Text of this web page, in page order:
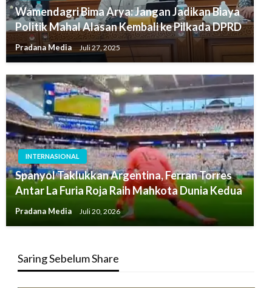
Wamendagri Bima Arya: Jangan Jadikan Biaya
Politik Mahal Alasan Kembali ke Pilkada DPRD
Pradana Media Juli 27, 2025
INTERNASIONAL
Spanyol Taklukkan Argentina, Ferran Torres
Antar La Furia Roja Raih Mahkota Dunia Kedua
Pradana Media Juli 20, 2026
Saring Sebelum Share